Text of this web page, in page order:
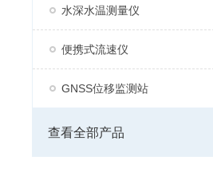
水深水温测量仪
便携式流速仪
GNSS位移监测站
查看全部产品